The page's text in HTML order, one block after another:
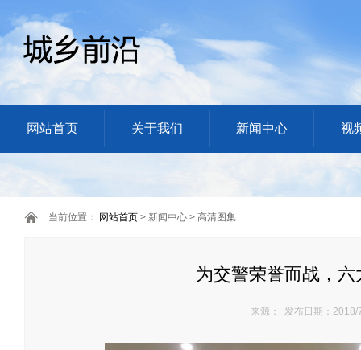
网站首页 关于我们 新闻中心 视
当前位置： 网站首页 > 新闻中心 > 高清图集
为交警荣誉而战，
来源： 发布日期：